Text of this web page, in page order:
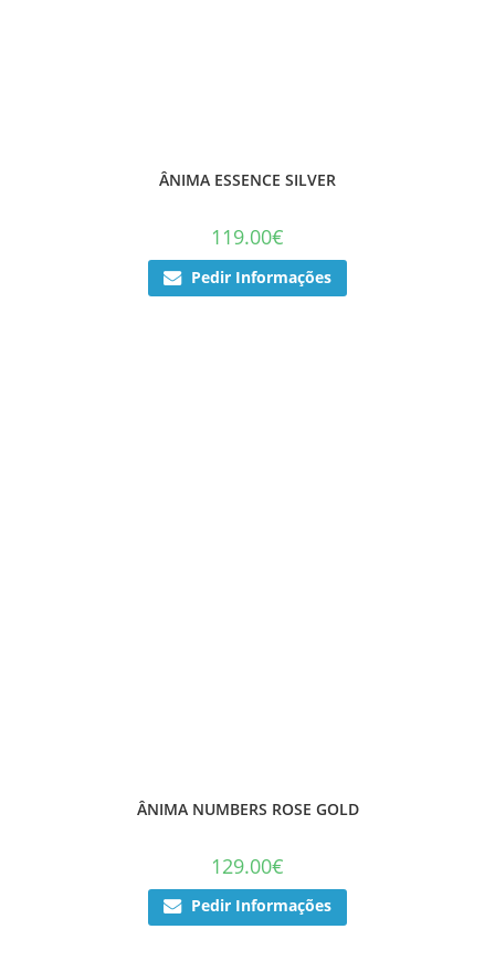
ÂNIMA ESSENCE SILVER
119.00€
Pedir Informações
ÂNIMA NUMBERS ROSE GOLD
129.00€
Pedir Informações